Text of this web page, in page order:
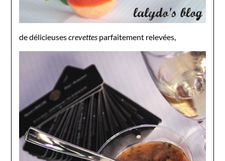
de délicieusescrevettes parfaitement relevées,